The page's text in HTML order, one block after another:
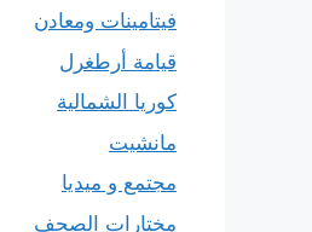
فيتامينات ومعادن
قيامة أرطغرل
كوريا الشمالية
مانشيت
مجتمع و ميديا
مختارات الصحف